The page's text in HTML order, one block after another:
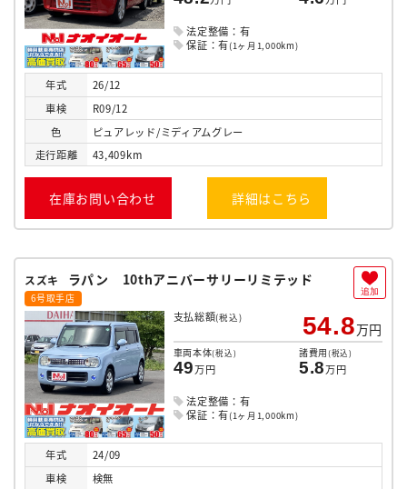
法定整備：有
保証：有(1ヶ月1,000km)
年式
26/12
車検
R09/12
色
ピュアレッド/ミディアムグレー
走行距離 43,409km
在庫お問い合わせ 詳細はこちら
スズキ ラパン 10thアニバーサリーリミテッド
6号取手店
支払総額(税込) 54.8万円
車両本体(税込)
49万円
諸費用(税込)
5.8万円
法定整備：有
保証：有(1ヶ月1,000km)
年式
24/09
車検
検無
追加